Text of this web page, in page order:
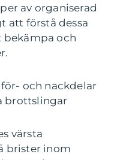
av organiserad
att förstå dessa
och
och nackdelar
brottslingar
värsta
brister inom